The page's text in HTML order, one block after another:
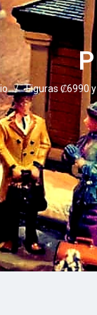
/ Figuras ₡6990